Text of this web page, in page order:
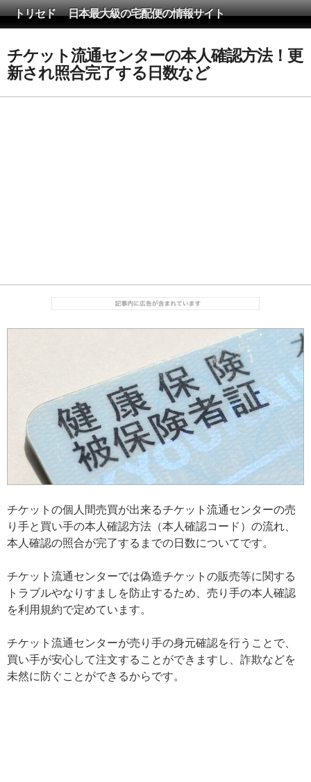
トリセド 日本最大級の宅配便の情報サイト
チケット流通センターの本人確認方法！更
新され照合完了する日数など
チケットの個人間売買が出来るチケット流通センターの売
り手と買い手の本人確認方法（本人確認コード）の流れ、
本人確認の照合が完了するまでの日数についてです。
チケット流通センターでは偽造チケットの販売等に関する
トラブルやなりすましを防止するため、売り手の本人確認
を利用規約で定めています。
チケット流通センターが売り手の身元確認を行うことで、
買い手が安心して注文することができますし、詐欺などを
未然に防ぐことができるからです。